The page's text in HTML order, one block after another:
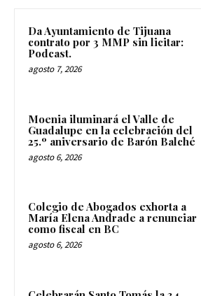
Da Ayuntamiento de Tijuana
contrato por 3 MMP sin licitar:
Podcast.
agosto 7, 2026
Moenia iluminará el Valle de
Guadalupe en la celebración del
25.º aniversario de Barón Balché
agosto 6, 2026
Colegio de Abogados exhorta a
María Elena Andrade a renunciar
como fiscal en BC
agosto 6, 2026